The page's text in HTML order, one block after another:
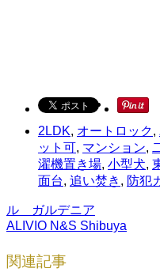
2LDK, オートロック,
ット可, マンション,
濯機置き場, 小型犬,
面台, 追い焚き , 防犯
ル ガルデニア
ALIVIO N&S Shibuya
関連記事